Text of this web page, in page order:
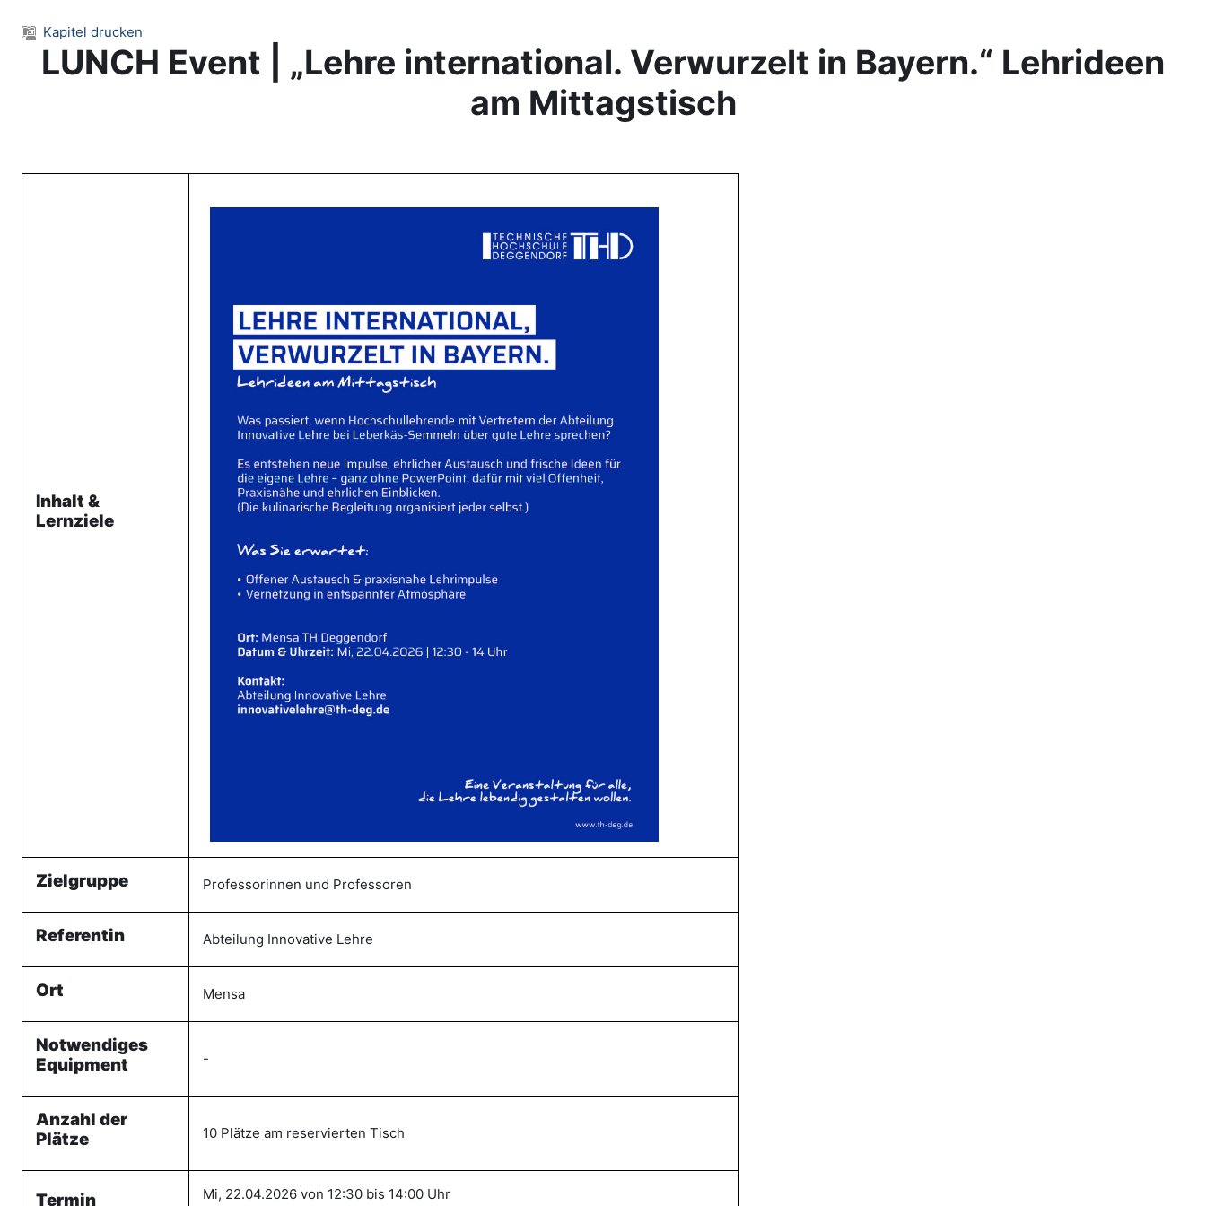
Kapitel drucken
LUNCH Event | „Lehre international. Verwurzelt in Bayern.“ Lehrideen
am Mittagstisch
Inhalt &
Lernziele
Zielgruppe Professorinnen und Professoren
Referentin Abteilung Innovative Lehre
Ort Mensa
Notwendiges
Equipment
-
Anzahl der
Plätze
10 Plätze am reservierten Tisch
Termin Mi, 22.04.2026 von 12:30 bis 14:00 Uhr